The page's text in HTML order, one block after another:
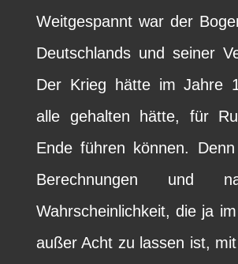
Weitgespannt war der
Deutschlands und seiner
Der Krieg hätte im Jahre
alle gehalten hätte, für
Ende führen können.
Berechnungen und
Wahrscheinlichkeit, die ja
außer Acht zu lassen ist,